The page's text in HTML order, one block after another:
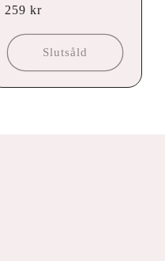
Ordinarie
259 kr
Slutsåld